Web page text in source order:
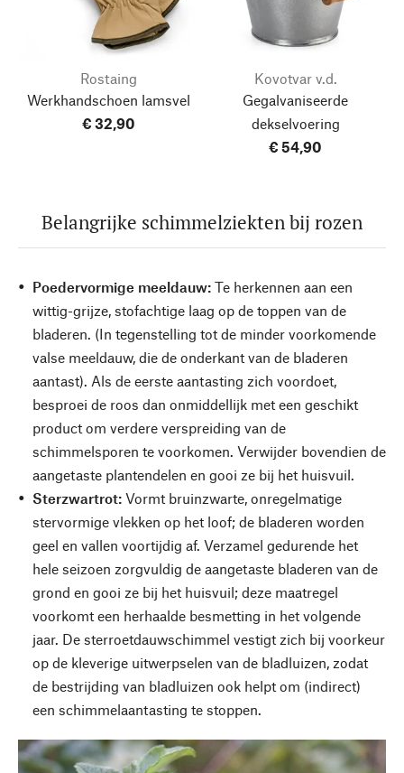
Rostaing
Werkhandschoen lamsvel
€ 32,90
Kovotvar v.d.
Gegalvaniseerde
dekselvoering
€ 54,90
Belangrijke schimmelziekten bij rozen
Poedervormige meeldauw: Te herkennen aan een
wittig-grijze, stofachtige laag op de toppen van de
bladeren. (In tegenstelling tot de minder voorkomende
valse meeldauw, die de onderkant van de bladeren
aantast). Als de eerste aantasting zich voordoet,
besproei de roos dan onmiddellijk met een geschikt
product om verdere verspreiding van de
schimmelsporen te voorkomen. Verwijder bovendien de
aangetaste plantendelen en gooi ze bij het huisvuil.
Sterzwartrot: Vormt bruinzwarte, onregelmatige
stervormige vlekken op het loof; de bladeren worden
geel en vallen voortijdig af. Verzamel gedurende het
hele seizoen zorgvuldig de aangetaste bladeren van de
grond en gooi ze bij het huisvuil; deze maatregel
voorkomt een herhaalde besmetting in het volgende
jaar. De sterroetdauwschimmel vestigt zich bij voorkeur
op de kleverige uitwerpselen van de bladluizen, zodat
de bestrijding van bladluizen ook helpt om (indirect)
een schimmelaantasting te stoppen.